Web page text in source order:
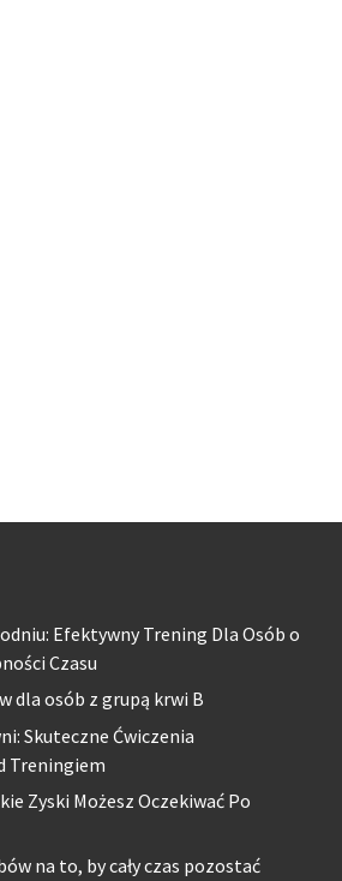
Efektywny Trening Dla Osób o
Czasu
dla osób z grupą krwi B
Skuteczne Ćwiczenia
Treningiem
Zyski Możesz Oczekiwać Po
na to, by cały czas pozostać